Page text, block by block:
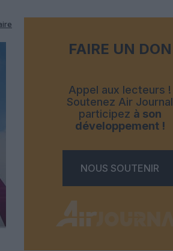
FAIRE UN DON
Appel aux lecteurs !
Soutenez Air Journal
participez à son
développement !
NOUS SOUTENIR